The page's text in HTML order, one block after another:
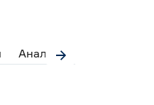
Аналоги